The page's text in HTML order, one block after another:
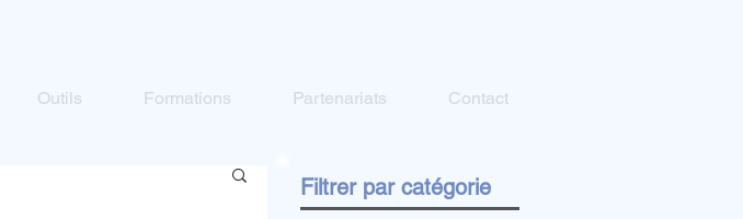
Outils Formations Partenariats Contact
Filtrer par catégorie